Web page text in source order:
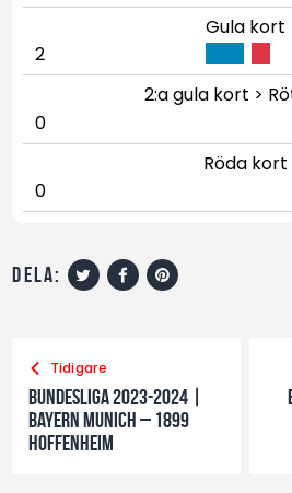
Gula kort
2
2:a gula kort >
0
Röda kort
0
dela:
Tidigare
Bundesliga 2023-2024 |
Bayern Munich – 1899
Hoffenheim